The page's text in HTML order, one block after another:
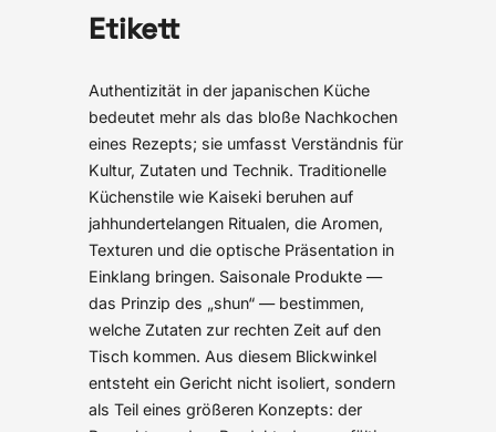
Etikett
Authentizität in der japanischen Küche
bedeutet mehr als das bloße Nachkochen
eines Rezepts; sie umfasst Verständnis für
Kultur, Zutaten und Technik. Traditionelle
Küchenstile wie Kaiseki beruhen auf
jahhundertelangen Ritualen, die Aromen,
Texturen und die optische Präsentation in
Einklang bringen. Saisonale Produkte —
das Prinzip des „shun“ — bestimmen,
welche Zutaten zur rechten Zeit auf den
Tisch kommen. Aus diesem Blickwinkel
entsteht ein Gericht nicht isoliert, sondern
als Teil eines größeren Konzepts: der